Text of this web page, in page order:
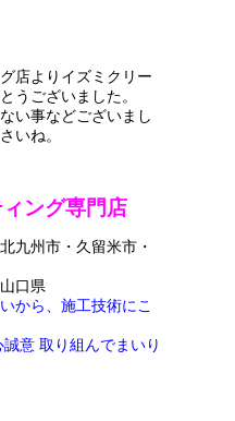
店よりイズミクリー
うございました。
い事などございまし
いね。
ィング専門店
九州市・久留米市・
口県
から、施工技術にこ
意 取り組んでまいり